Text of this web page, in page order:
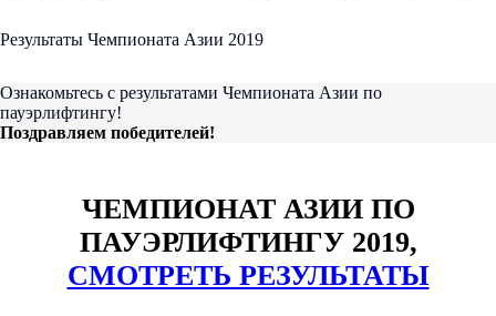
Результаты Чемпионата Азии 2019
Ознакомьтесь с результатами Чемпионата Азии по
пауэрлифтингу!
Поздравляем победителей!
ЧЕМПИОНАТ АЗИИ ПО
ПАУЭРЛИФТИНГУ 2019,
СМОТРЕТЬ РЕЗУЛЬТАТЫ